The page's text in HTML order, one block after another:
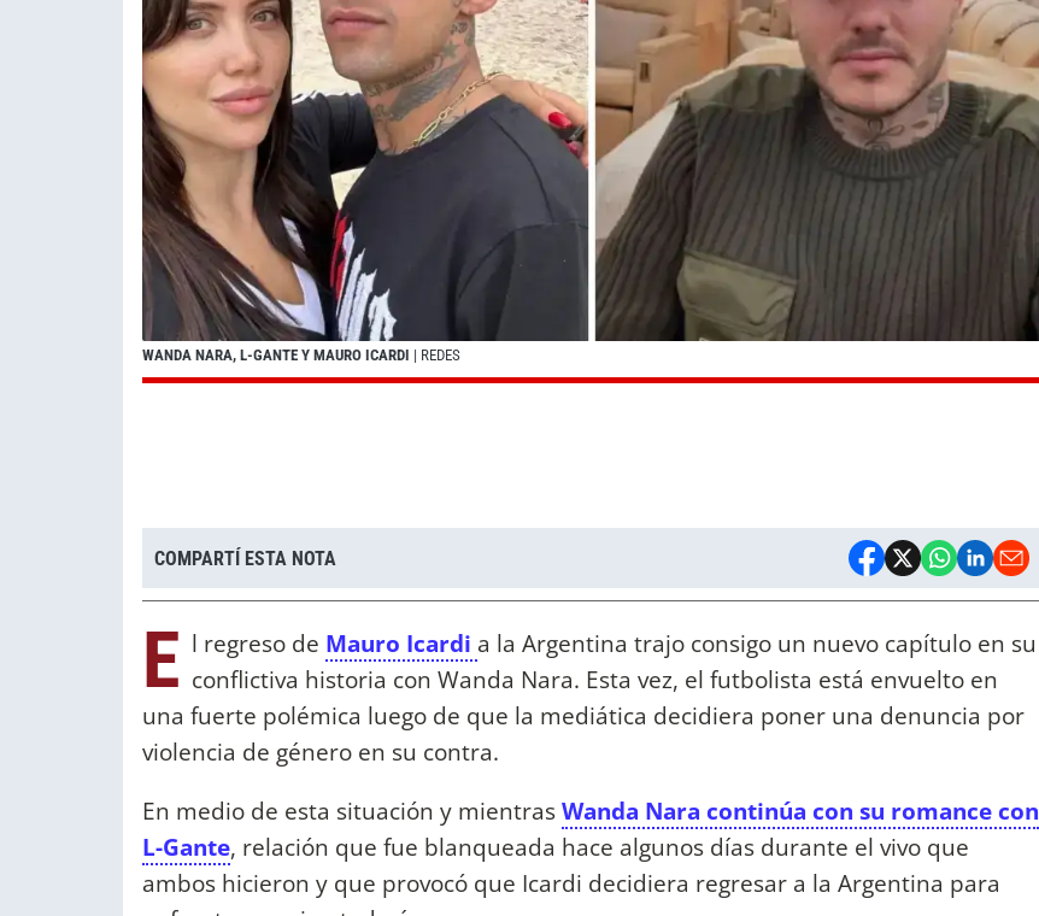
WANDA NARA, L-GANTE Y MAURO ICARDI | REDES
COMPARTÍ ESTA NOTA
E l regreso de Mauro Icardi a la Argentina trajo consigo un nuevo capítulo en su
conflictiva historia con Wanda Nara. Esta vez, el futbolista está envuelto en
una fuerte polémica luego de que la mediática decidiera poner una denuncia por
violencia de género en su contra.
En medio de esta situación y mientrasWanda Nara continúa con su romance con
L-Gante, relación que fue blanqueada hace algunos días durante el vivo que
ambos hicieron y que provocó que Icardi decidiera regresar a la Argentina para